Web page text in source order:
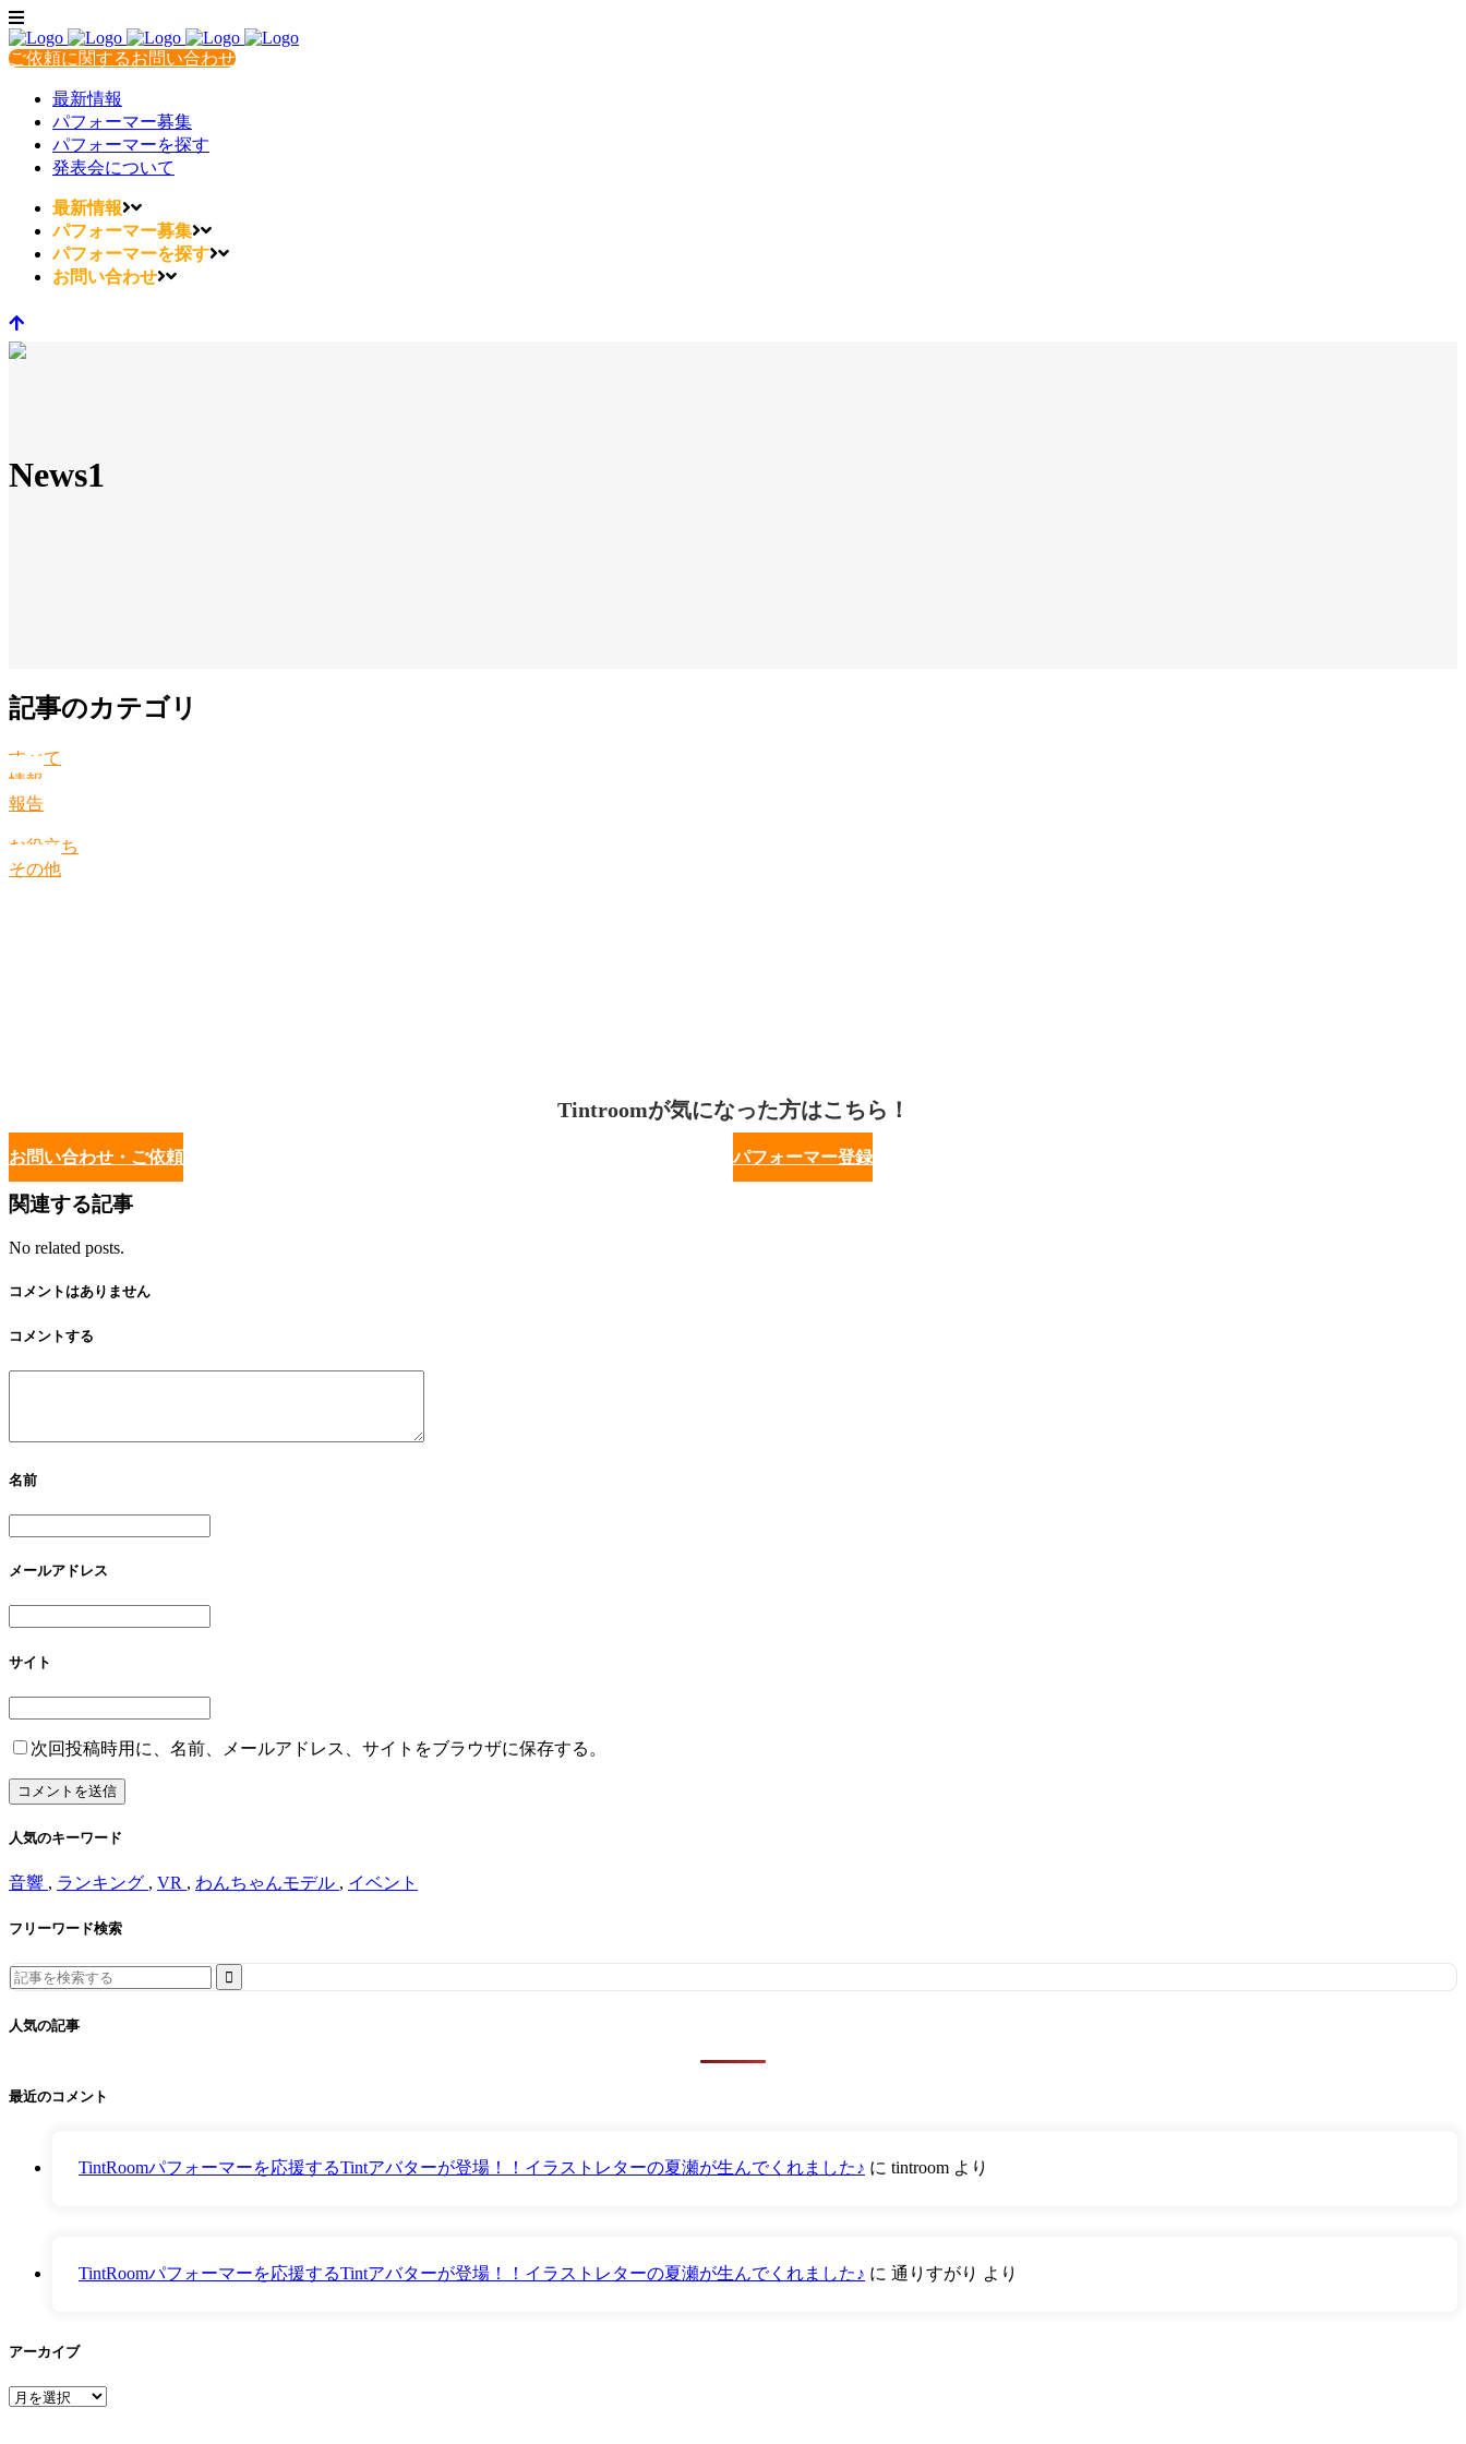
ご依頼に関するお問い合わせ
最新情報
パフォーマー募集
パフォーマーを探す
発表会について
最新情報
パフォーマー募集
パフォーマーを探す
お問い合わせ
News1
記事のカテゴリ
すべて
情報
報告
お役立ち
その他
Tintroomが気になった方はこちら！
お問い合わせ・ご依頼 パフォーマー登録
関連する記事
No related posts.
コメントはありません
コメントする
名前
メールアドレス
サイト
次回投稿時用に、名前、メールアドレス、サイトをブラウザに保存する。
人気のキーワード
音響 , ランキング , VR , わんちゃんモデル , イベント
フリーワード検索
Search
for:
人気の記事
最近のコメント
TintRoomパフォーマーを応援するTintアバターが登場！！イラストレターの夏瀬が生んでくれました♪ に tintroom より
TintRoomパフォーマーを応援するTintアバターが登場！！イラストレターの夏瀬が生んでくれました♪ に 通りすがり より
アーカイブ
ア